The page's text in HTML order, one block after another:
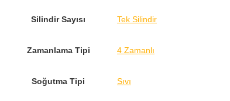
Silindir Sayısı Tek Silindir
Zamanlama Tipi 4 Zamanlı
Soğutma Tipi Sıvı